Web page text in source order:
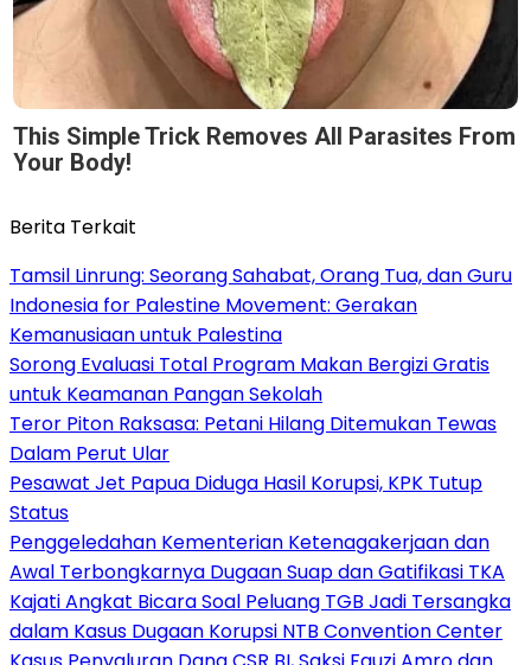
This Simple Trick Removes All Parasites From
Your Body!
Berita Terkait
Tamsil Linrung: Seorang Sahabat, Orang Tua, dan Guru
Indonesia for Palestine Movement: Gerakan
Kemanusiaan untuk Palestina
Sorong Evaluasi Total Program Makan Bergizi Gratis
untuk Keamanan Pangan Sekolah
Teror Piton Raksasa: Petani Hilang Ditemukan Tewas
Dalam Perut Ular
Pesawat Jet Papua Diduga Hasil Korupsi, KPK Tutup
Status
Penggeledahan Kementerian Ketenagakerjaan dan
Awal Terbongkarnya Dugaan Suap dan Gatifikasi TKA
Kajati Angkat Bicara Soal Peluang TGB Jadi Tersangka
dalam Kasus Dugaan Korupsi NTB Convention Center